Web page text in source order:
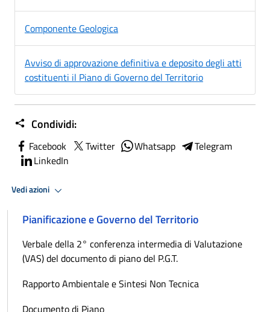
Componente Geologica
Avviso di approvazione definitiva e deposito degli atti
costituenti il Piano di Governo del Territorio
Condividi:
Facebook Twitter Whatsapp
Telegram
LinkedIn
Vedi azioni
Pianificazione e Governo del Territorio
Verbale della 2° conferenza intermedia di Valutazione
(VAS) del documento di piano del P.G.T.
Rapporto Ambientale e Sintesi Non Tecnica
Documento di Piano